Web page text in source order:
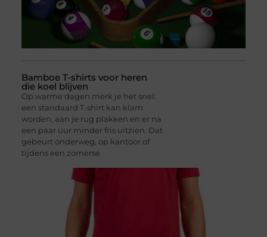
Bamboe T-shirts voor heren
die koel blijven
Op warme dagen merk je het snel:
een standaard T-shirt kan klam
worden, aan je rug plakken en er na
een paar uur minder fris uitzien. Dat
gebeurt onderweg, op kantoor of
tijdens een zomerse